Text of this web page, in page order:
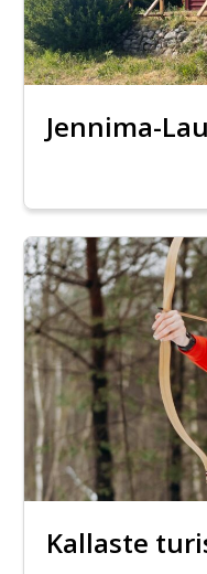
Jennima-
Kallaste